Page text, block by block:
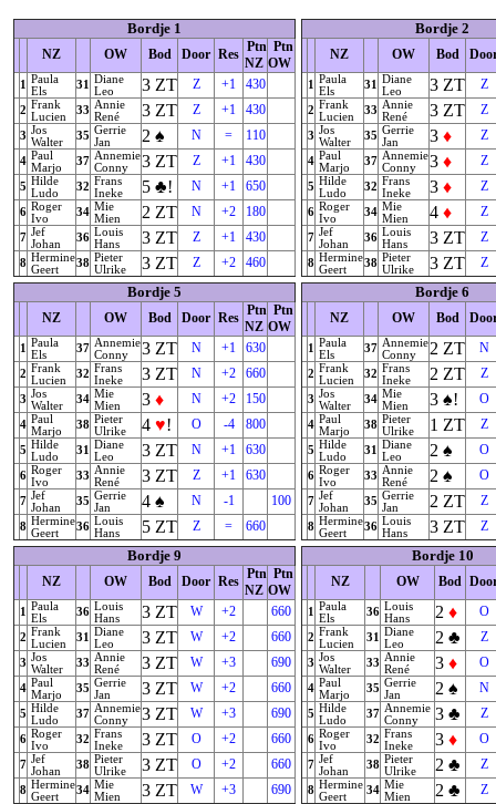
Bordje 1
NZ OW Bod Door Res Ptn
NZ
Ptn
OW
1
Paula
Els
31
Diane
Leo
3 ZT Z +1 430
2 Frank
Lucien
33 Annie
René
3 ZT Z +1 430
3 Jos
Walter
35 Gerrie
Jan
2 ♠ N = 110
4 Paul
Marjo
37 Annemie
Conny
3 ZT Z +1 430
5 Hilde
Ludo
32 Frans
Ineke
5 ♣! N +1 650
6 Roger
Ivo
34 Mie
Mien
2 ZT N +2 180
7 Jef
Johan
36 Louis
Hans
3 ZT Z +1 430
8 Hermine
Geert
38 Pieter
Ulrike
3 ZT Z +2 460
Bordje 2
NZ OW Bod
1
Paula
Els
31
Diane
Leo
3 ZT Z
2 Frank
Lucien
33 Annie
René
3 ZT Z
3 Jos
Walter
35 Gerrie
Jan
3 ♦ Z
4 Paul
Marjo
37 Annemie
Conny
3 ♦ Z
5 Hilde
Ludo
32 Frans
Ineke
3 ♦ Z
6 Roger
Ivo
34 Mie
Mien
4 ♦ Z
7 Jef
Johan
36 Louis
Hans
3 ZT Z
8 Hermine
Geert
38 Pieter
Ulrike
3 ZT Z
Bordje 5
NZ OW Bod Door Res Ptn
NZ
Ptn
OW
1
Paula
Els
37 Annemie
Conny
3 ZT N +1 630
2 Frank
Lucien
32 Frans
Ineke
3 ZT N +2 660
3 Jos
Walter
34 Mie
Mien
3 ♦ N +2 150
4 Paul
Marjo
38 Pieter
Ulrike
4 ♥! O -4 800
5 Hilde
Ludo
31
Diane
Leo
3 ZT N +1 630
6 Roger
Ivo
33 Annie
René
3 ZT Z +1 630
7 Jef
Johan
35 Gerrie
Jan
4 ♠ N -1 100
8 Hermine
Geert
36 Louis
Hans
5 ZT Z = 660
Bordje 6
NZ OW Bod
1
Paula
Els
37 Annemie
Conny
2 ZT N
2 Frank
Lucien
32 Frans
Ineke
2 ZT Z
3 Jos
Walter
34 Mie
Mien
3 ♠! O
4 Paul
Marjo
38 Pieter
Ulrike
1 ZT Z
5 Hilde
Ludo
31
Diane
Leo
2 ♠ O
6 Roger
Ivo
33 Annie
René
2 ♠ O
7 Jef
Johan
35 Gerrie
Jan
2 ZT Z
8 Hermine
Geert
36 Louis
Hans
3 ZT Z
Bordje 9
NZ OW Bod Door Res Ptn
NZ
Ptn
OW
1
Paula
Els
36 Louis
Hans
3 ZT W +2 660
2 Frank
Lucien
31
Diane
Leo
3 ZT W +2 660
3 Jos
Walter
33 Annie
René
3 ZT W +3 690
4 Paul
Marjo
35 Gerrie
Jan
3 ZT W +2 660
5 Hilde
Ludo
37 Annemie
Conny
3 ZT W +3 690
6 Roger
Ivo
32 Frans
Ineke
3 ZT O +2 660
7 Jef
Johan
38 Pieter
Ulrike
3 ZT O +2 660
8 Hermine
Geert
34 Mie
Mien
3 ZT W +3 690
Bordje 10
NZ OW Bod
1
Paula
Els
36 Louis
Hans
2 ♦ O
2 Frank
Lucien
31
Diane
Leo
2 ♣ Z
3 Jos
Walter
33 Annie
René
3 ♦ O
4 Paul
Marjo
35 Gerrie
Jan
2 ♠ N
5 Hilde
Ludo
37 Annemie
Conny
3 ♣ Z
6 Roger
Ivo
32 Frans
Ineke
3 ♦ O
7 Jef
Johan
38 Pieter
Ulrike
2 ♣ Z
8 Hermine
Geert
34 Mie
Mien
2 ♣ Z